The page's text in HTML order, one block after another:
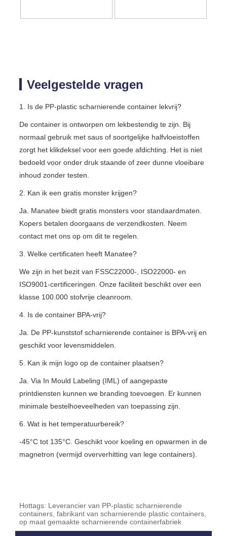
Veelgestelde vragen
1. Is de PP-plastic scharnierende container lekvrij?
De container is ontworpen om lekbestendig te zijn. Bij
normaal gebruik met saus of soortgelijke halfvloeistoffen
zorgt het klikdeksel voor een goede afdichting. Het is niet
bedoeld voor onder druk staande of zeer dunne vloeibare
inhoud zonder testen.
2. Kan ik een gratis monster krijgen?
Ja. Manatee biedt gratis monsters voor standaardmaten.
Kopers betalen doorgaans de verzendkosten. Neem
contact met ons op om dit te regelen.
3. Welke certificaten heeft Manatee?
We zijn in het bezit van FSSC22000-, ISO22000- en
ISO9001-certificeringen. Onze faciliteit beschikt over een
klasse 100.000 stofvrije cleanroom.
4. Is de container BPA-vrij?
Ja. De PP-kunststof scharnierende container is BPA-vrij en
geschikt voor levensmiddelen.
5. Kan ik mijn logo op de container plaatsen?
Ja. Via In Mould Labeling (IML) of aangepaste
printdiensten kunnen we branding toevoegen. Er kunnen
minimale bestelhoeveelheden van toepassing zijn.
6. Wat is het temperatuurbereik?
-45°C tot 135°C. Geschikt voor koeling en opwarmen in de
magnetron (vermijd oververhitting van lege containers).
Hottags: Leverancier van PP-plastic scharnierende
containers, fabrikant van scharnierende plastic containers,
op maat gemaakte scharnierende containerfabriek